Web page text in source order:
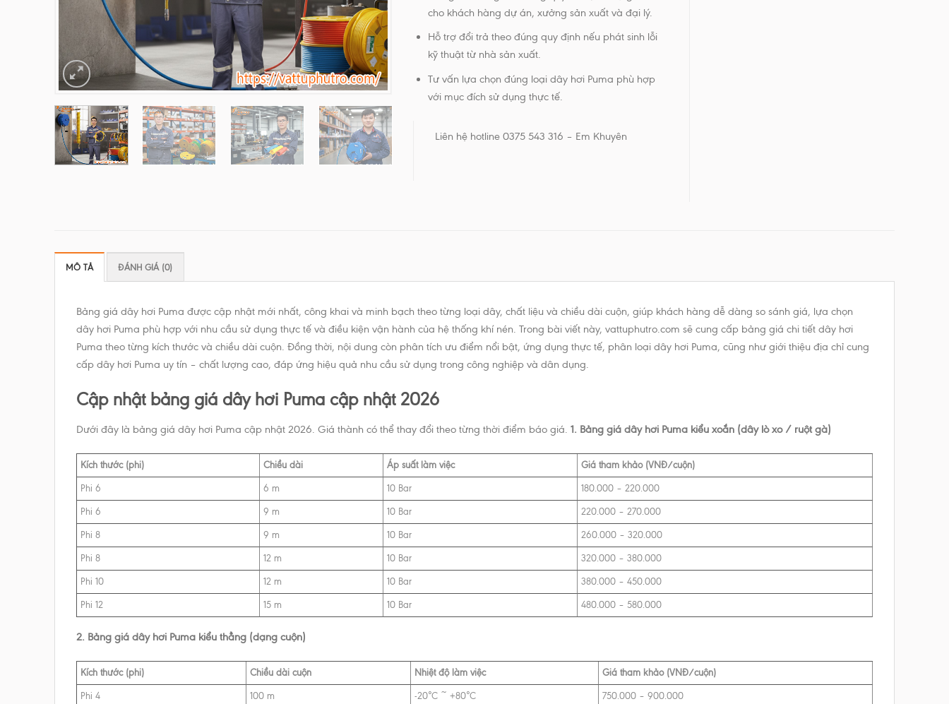
cho khách hàng dự án, xưởng sản xuất và đại lý.
Hỗ trợ đổi trả theo đúng quy định nếu phát sinh lỗi
kỹ thuật từ nhà sản xuất.
Tư vấn lựa chọn đúng loại dây hơi Puma phù hợp
với mục đích sử dụng thực tế.
Liên hệ hotline 0375 543 316 – Em Khuyên
MÔ TẢ ĐÁNH GIÁ (0)
Bảng giá dây hơi Puma được cập nhật mới nhất, công khai và minh bạch theo từng loại dây, chất liệu và chiều dài cuộn, giúp khách hàng dễ dàng so sánh giá, lựa chọn
dây hơi Puma phù hợp với nhu cầu sử dụng thực tế và điều kiện vận hành của hệ thống khí nén. Trong bài viết này, vattuphutro.com sẽ cung cấp bảng giá chi tiết dây hơi
Puma theo từng kích thước và chiều dài cuộn. Đồng thời, nội dung còn phân tích ưu điểm nổi bật, ứng dụng thực tế, phân loại dây hơi Puma, cũng như giới thiệu địa chỉ cung
cấp dây hơi Puma uy tín – chất lượng cao, đáp ứng hiệu quả nhu cầu sử dụng trong công nghiệp và dân dụng.
Cập nhật bảng giá dây hơi Puma cập nhật 2026
Dưới đây là bảng giá dây hơi Puma cập nhật 2026. Giá thành có thể thay đổi theo từng thời điểm báo giá. 1. Bảng giá dây hơi Puma kiểu xoắn (dây lò xo / ruột gà)
Kích thước (phi) Chiều dài Áp suất làm việc
Giá tham khảo (VNĐ/cuộn)
Phi 6
6 m 10 Bar
180.000 – 220.000
Phi 6
9 m 10 Bar
220.000 – 270.000
Phi 8
9 m 10 Bar
260.000 – 320.000
Phi 8
12 m 10 Bar
320.000 – 380.000
Phi 10
12 m 10 Bar
380.000 – 450.000
Phi 12
15 m 10 Bar 480.000 – 580.000
2. Bảng giá dây hơi Puma kiểu thẳng (dạng cuộn)
Kích thước (phi) Chiều dài cuộn Nhiệt độ làm việc
Giá tham khảo (VNĐ/cuộn)
Phi 4
100 m -20°C ~ +80°C
750.000 – 900.000